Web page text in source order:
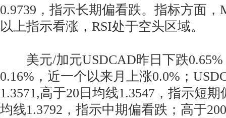
0.9739，指示长期偏看跌。指标方面
以上指示看涨，RSI处于空头区域。
美元/加元USDCAD昨日下跌0.65%
0.16%，近一个以来月上涨0.0%；
1.3571,高于20日均线1.3547，指示短
均线1.3792，指示中期偏看跌；高于